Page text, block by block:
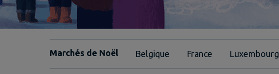
Marchés de Noël Belgique France Luxembourg